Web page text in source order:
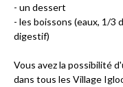
- un dessert
- les boissons (eaux, 1/3
digestif)
Vous avez la possibilité
dans tous les Village